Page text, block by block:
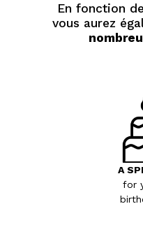
En fonction
vous aurez
A
for